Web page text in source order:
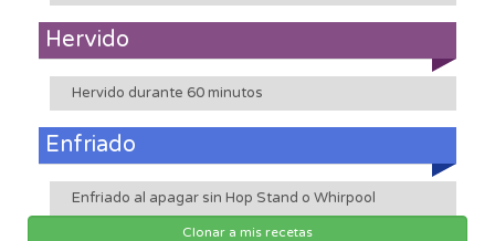
Hervido
Hervido durante 60 minutos
Enfriado
Enfriado al apagar sin Hop Stand o Whirpool
Clonar a mis recetas